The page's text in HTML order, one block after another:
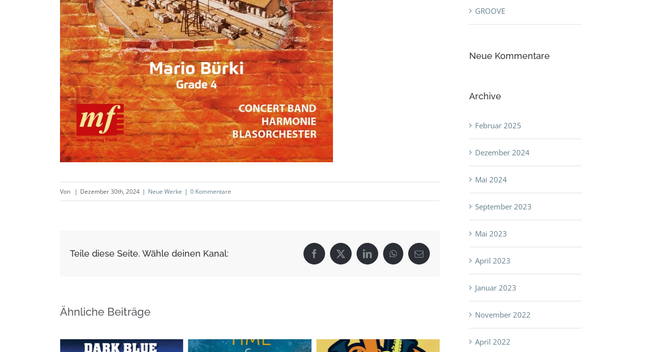
Von | Dezember 30th, 2024 | Neue Werke | 0 Kommentare
Teile diese Seite. Wähle deinen Kanal: Facebook
X LinkedInWhatsApp
E-
Mail
Ähnliche Beiträge
GROOVE
Neue Kommentare
Archive
Februar 2025
Dezember 2024
Mai 2024
September 2023
Mai 2023
April 2023
Januar 2023
November 2022
April 2022